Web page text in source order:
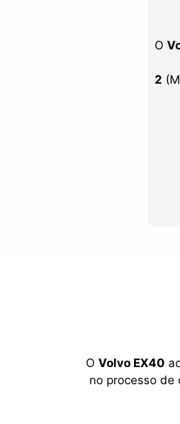
O
2
O Volvo EX40
no processo de